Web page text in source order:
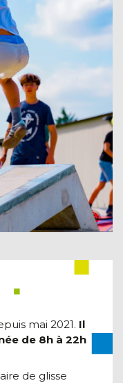
mai 2021. Il
de 8h à 22h
de glisse